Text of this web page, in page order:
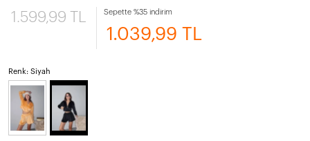
1.599,99 TL Sepette %35 indirim
1.039,99 TL
Renk: Siyah